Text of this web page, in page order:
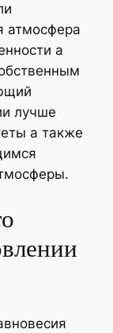
атмосфера
а
лучше
а также